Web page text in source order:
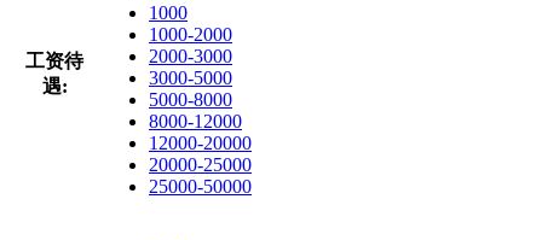
工资待
遇:
1000
1000-2000
2000-3000
3000-5000
5000-8000
8000-12000
12000-20000
20000-25000
25000-50000